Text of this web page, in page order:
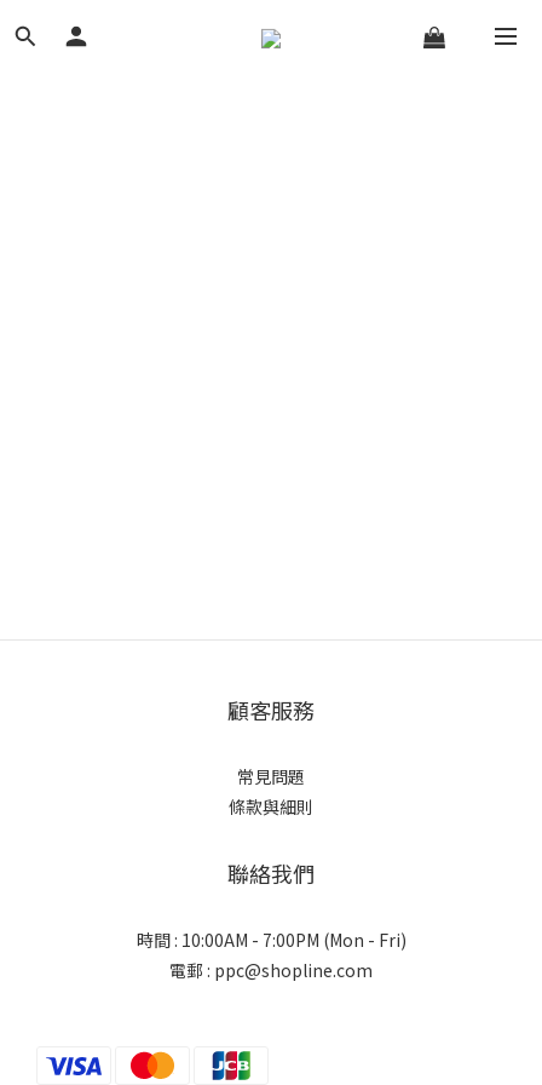
顧客服務
常見問題
條款與細則
聯絡我們
時間 : 10:00AM - 7:00PM (Mon - Fri)
電郵 : ppc@shopline.com